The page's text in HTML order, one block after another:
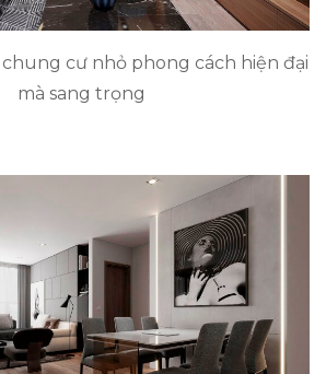
cư nhỏ phong cách hiện đại
mà sang trọng